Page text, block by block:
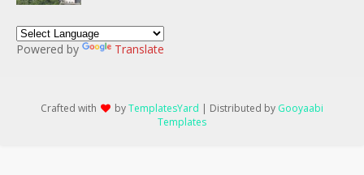
Powered by Translate
Crafted with byTemplatesYard | Distributed by Gooyaabi
Templates